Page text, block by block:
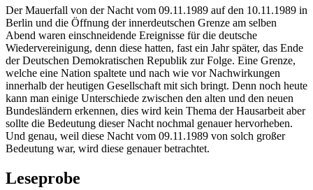
Der Mauerfall von der Nacht vom 09.11.1989 auf den 10.11.1989 in
Berlin und die Öffnung der innerdeutschen Grenze am selben
Abend waren einschneidende Ereignisse für die deutsche
Wiedervereinigung, denn diese hatten, fast ein Jahr später, das Ende
der Deutschen Demokratischen Republik zur Folge. Eine Grenze,
welche eine Nation spaltete und nach wie vor Nachwirkungen
innerhalb der heutigen Gesellschaft mit sich bringt. Denn noch heute
kann man einige Unterschiede zwischen den alten und den neuen
Bundesländern erkennen, dies wird kein Thema der Hausarbeit aber
sollte die Bedeutung dieser Nacht nochmal genauer hervorheben.
Und genau, weil diese Nacht vom 09.11.1989 von solch großer
Bedeutung war, wird diese genauer betrachtet.
Leseprobe